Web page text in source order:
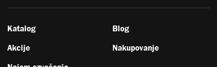
Katalog
Akcije
Blog
Nakupovanje